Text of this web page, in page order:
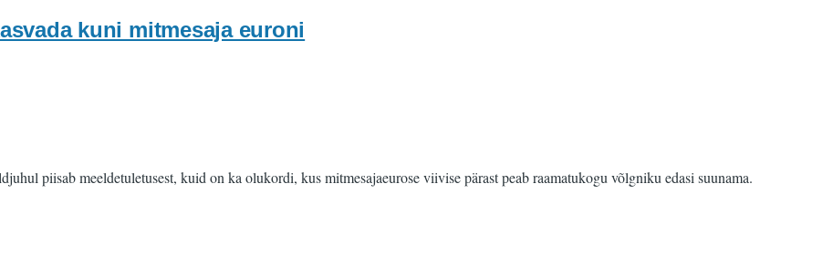
kuni mitmesaja euroni
piisab meeldetuletusest, kuid on ka olukordi, kus mitmesajaeurose viivise pärast peab raamatukogu võlgniku edasi suunama.